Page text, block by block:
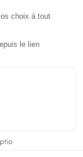
choix à tout
le lien
reservés.